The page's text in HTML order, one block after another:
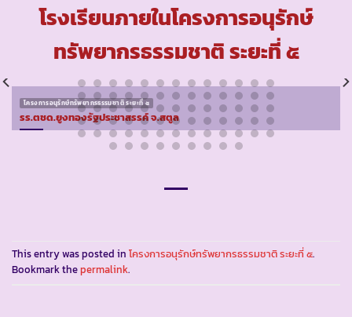
โรงเรียนภายในโครงการอนุรักษ์
ทรัพยากรธรรมชาติ ระยะที่ ๕
โครงการอนุรักษ์ทรัพยากรธรรมชาติ ระยะที่ ๕
รร.ตชด.ยูงทองรัฐประชาสรรค์ จ.สตูล
This entry was posted in โครงการอนุรักษ์ทรัพยากรธรรมชาติ ระยะที่ ๕.
Bookmark thepermalink.